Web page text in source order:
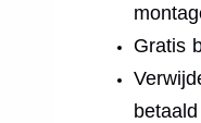
Gratis
betaald